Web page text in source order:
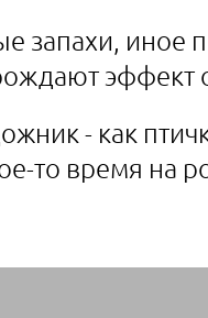
запахи, иное
эффект
- как
то время на